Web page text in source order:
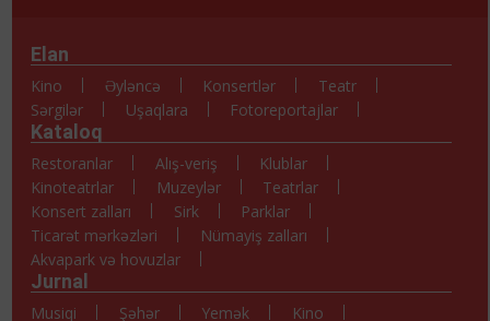
Elan
Kino Əyləncə Konsertlər
Teatr
Sərgilər
Uşaqlara Fotoreportajlar
Kataloq
Restoranlar Alış-veriş
Klublar
Kinoteatrlar
Muzeylər
Teatrlar
Konsert zalları
Sirk
Parklar
Ticarət mərkəzləri
Nümayiş zalları
Akvapark və hovuzlar
Jurnal
Musiqi Şəhər Yemək Kino